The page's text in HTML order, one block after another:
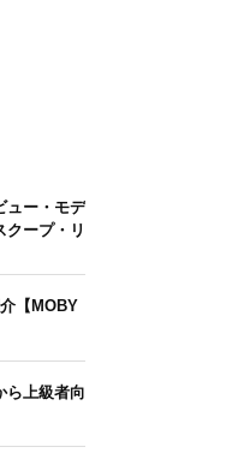
ュー・モデ
クープ・リ
【MOBY
ら上級者向